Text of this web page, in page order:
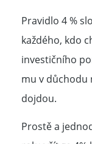
Pravidlo 4 %
každého, kdo
investičního
mu v důchodu
dojdou.
Prostě a